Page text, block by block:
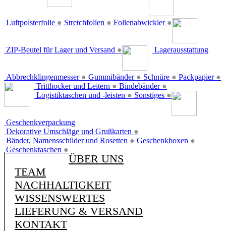
Luftpolsterfolie ● Stretchfolien ● Folienabwickler ●
ZIP-Beutel für Lager und Versand ●
Abbrechklingenmesser ● Gummibänder ● Schnüre ● Packpapier ●
Lagerausstattung
Tritthocker und Leitern ● Bindebänder ●
Logistiktaschen und -leisten ● Sonstiges ●
Geschenkverpackung
Dekorative Umschläge und Grußkarten ●
Bänder, Namensschilder und Rosetten ● Geschenkboxen ●
Geschenktaschen ●
ÜBER UNS
TEAM
NACHHALTIGKEIT
WISSENSWERTES
LIEFERUNG & VERSAND
KONTAKT